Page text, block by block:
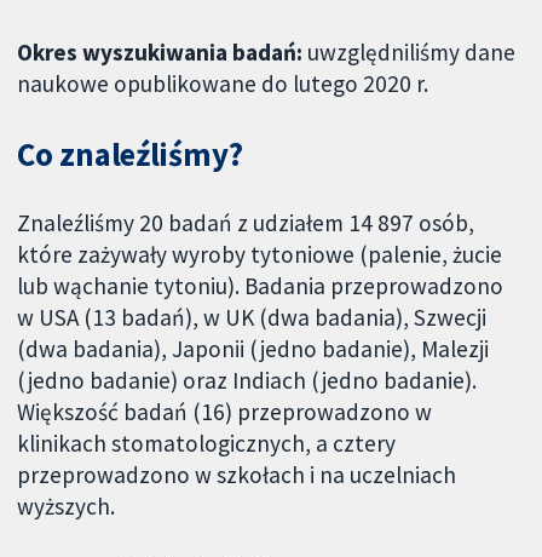
Okres wyszukiwania badań: uwzględniliśmy dane
naukowe opublikowane do lutego 2020 r.
Co znaleźliśmy?
Znaleźliśmy 20 badań z udziałem 14 897 osób,
które zażywały wyroby tytoniowe (palenie, żucie
lub wąchanie tytoniu). Badania przeprowadzono
w USA (13 badań), w UK (dwa badania), Szwecji
(dwa badania), Japonii (jedno badanie), Malezji
(jedno badanie) oraz Indiach (jedno badanie).
Większość badań (16) przeprowadzono w
klinikach stomatologicznych, a cztery
przeprowadzono w szkołach i na uczelniach
wyższych.